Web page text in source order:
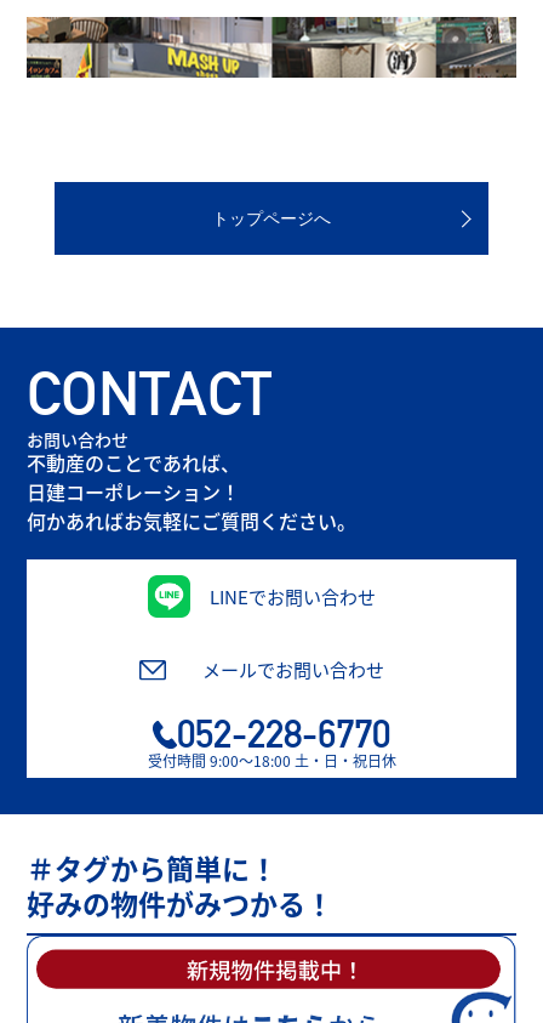
トップページへ
CONTACT
お問い合わせ
不動産のことであれば、
日建コーポレーション！
何かあればお気軽にご質問ください。
LINEでお問い合わせ
メールでお問い合わせ
052-228-6770
受付時間 9:00〜18:00 土・日・祝日休
＃タグから簡単に！
好みの物件がみつかる！